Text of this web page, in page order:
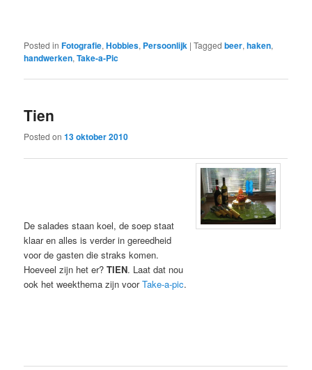
Posted in Fotografie,Hobbies, Persoonlijk |Tagged beer,haken,
handwerken,Take-a-Pic
Tien
Posted on13 oktober 2010
De salades staan koel, de soep staat
klaar en alles is verder in gereedheid
voor de gasten die straks komen.
Hoeveel zijn het er?TIEN. Laat dat nou
ook het weekthema zijn voorTake-a-pic.